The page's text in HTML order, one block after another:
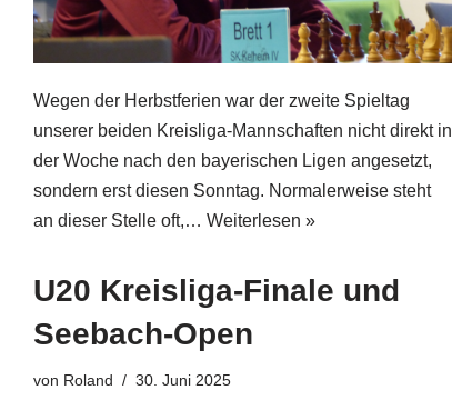
Wegen der Herbstferien war der zweite Spieltag
unserer beiden Kreisliga-Mannschaften nicht direkt in
der Woche nach den bayerischen Ligen angesetzt,
sondern erst diesen Sonntag. Normalerweise steht
an dieser Stelle oft,… Weiterlesen »
U20 Kreisliga-Finale und
Seebach-Open
von Roland 30. Juni 2025